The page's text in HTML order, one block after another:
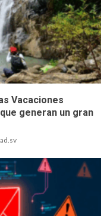
Vacaciones
generan un gran